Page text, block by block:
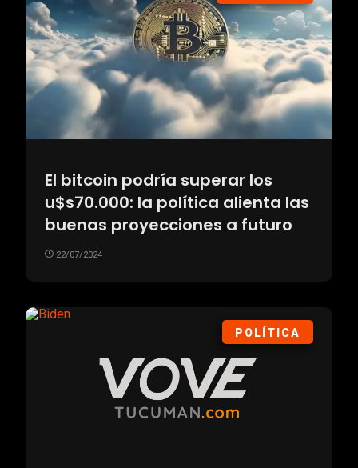
El bitcoin podría superar los
u$s70.000: la política alienta las
buenas proyecciones a futuro
22/07/2024
POLÍTICA